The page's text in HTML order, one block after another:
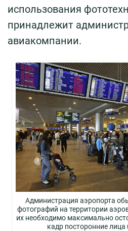
использования
принадлежит
авиакомпании.
Администрация аэропорта
фотографий на территории
их необходимо максимально
кадр посторонние лица